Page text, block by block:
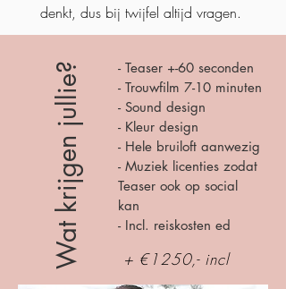
denkt, dus bij twijfel altijd vragen.
Wat krijgen jullie?
- Teaser +-60 seconden
- Trouwfilm 7-10 minuten
- Sound design
- Kleur design
- Hele bruiloft aanwezig
- Muziek licenties zodat
Teaser ook op social
kan
- Incl. reiskosten ed
+ €1250,- incl